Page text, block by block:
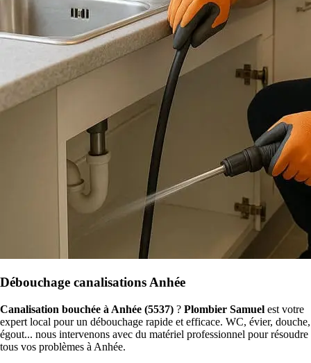
Débouchage canalisations Anhée
Canalisation bouchée à Anhée (5537) ? Plombier Samuel est votre
expert local pour un débouchage rapide et efficace. WC, évier, douche,
égout... nous intervenons avec du matériel professionnel pour résoudre
tous vos problèmes à Anhée.